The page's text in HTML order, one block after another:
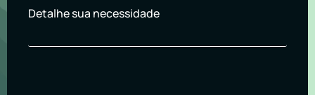
Detalhe sua necessidade